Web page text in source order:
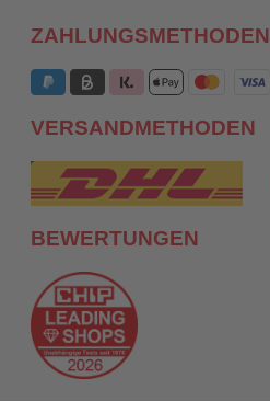
ZAHLUNGSMETHODEN
VERSANDMETHODEN
BEWERTUNGEN